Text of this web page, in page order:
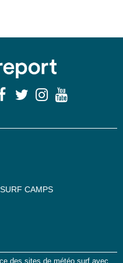
CAMPS
des sites de météo surf avec